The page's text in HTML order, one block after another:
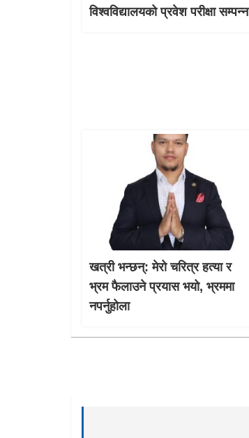
विश्वविद्यालयको प्रवेश परीक्षा सम्पन्न
खत्री भन्छन्: मेरो चरित्र हत्या र
भ्रम फैलाउने प्रयास भयो, भ्रममा
नपर्नुहोला